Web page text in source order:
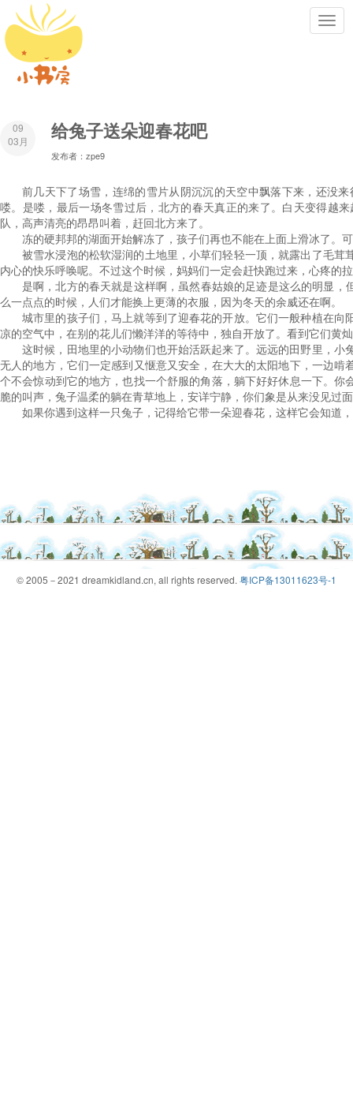
09
03月
给兔子送朵迎春花吧
发布者：zpe9
前几天下了场雪，连绵的雪片从阴沉沉的天空中飘落下来，还没
喽。是喽，最后一场冬雪过后，北方的春天真正的来了。白天变得越
队，高声清亮的昂昂叫着，赶回北方来了。
冻的硬邦邦的湖面开始解冻了，孩子们再也不能在上面上滑冰了。
被雪水浸泡的松软湿润的土地里，小草们轻轻一顶，就露出了毛
内心的快乐呼唤呢。不过这个时候，妈妈们一定会赶快跑过来，心疼的
是啊，北方的春天就是这样啊，虽然春姑娘的足迹是这么的明显
么一点点的时候，人们才能换上更薄的衣服，因为冬天的余威还在啊。
城市里的孩子们，马上就等到了迎春花的开放。它们一般种植在
凉的空气中，在别的花儿们懒洋洋的等待中，独自开放了。看到它们黄
这时候，田地里的小动物们也开始活跃起来了。远远的田野里，
无人的地方，它们一定感到又惬意又安全，在大大的太阳地下，一边
个不会惊动到它的地方，也找一个舒服的角落，躺下好好休息一下。
脆的叫声，兔子温柔的躺在青草地上，安详宁静，你们象是从来没见过
如果你遇到这样一只兔子，记得给它带一朵迎春花，这样它会知道
© 2005－2021 dreamkidland.cn, all rights reserved. 粤ICP备13011623号-1